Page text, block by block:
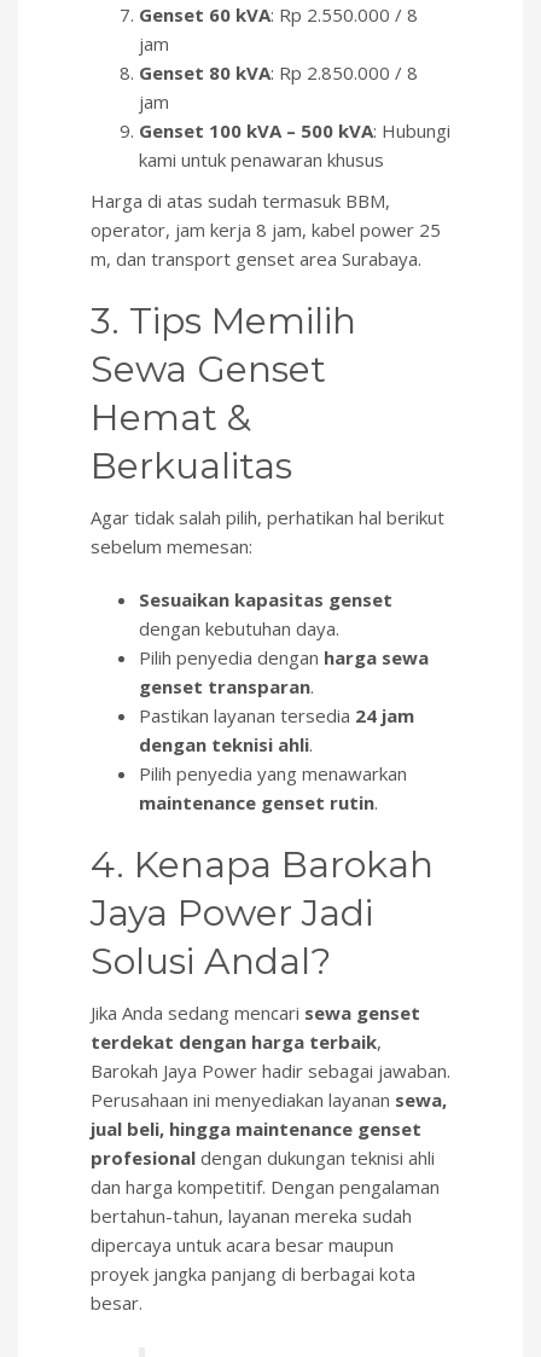
Genset 60 kVA: Rp 2.550.000 / 8
jam
Genset 80 kVA: Rp 2.850.000 / 8
jam
Genset 100 kVA – 500 kVA: Hubungi
kami untuk penawaran khusus
Harga di atas sudah termasuk BBM,
operator, jam kerja 8 jam, kabel power 25
m, dan transport genset area Surabaya.
3. Tips Memilih
Sewa Genset
Hemat &
Berkualitas
Agar tidak salah pilih, perhatikan hal berikut
sebelum memesan:
Sesuaikan kapasitas genset
dengan kebutuhan daya.
Pilih penyedia dengan harga sewa
genset transparan.
Pastikan layanan tersedia 24 jam
dengan teknisi ahli.
Pilih penyedia yang menawarkan
maintenance genset rutin.
4. Kenapa Barokah
Jaya Power Jadi
Solusi Andal?
Jika Anda sedang mencari sewa genset
terdekat dengan harga terbaik,
Barokah Jaya Power hadir sebagai jawaban.
Perusahaan ini menyediakan layanan sewa,
jual beli, hingga maintenance genset
profesional dengan dukungan teknisi ahli
dan harga kompetitif. Dengan pengalaman
bertahun-tahun, layanan mereka sudah
dipercaya untuk acara besar maupun
proyek jangka panjang di berbagai kota
besar.